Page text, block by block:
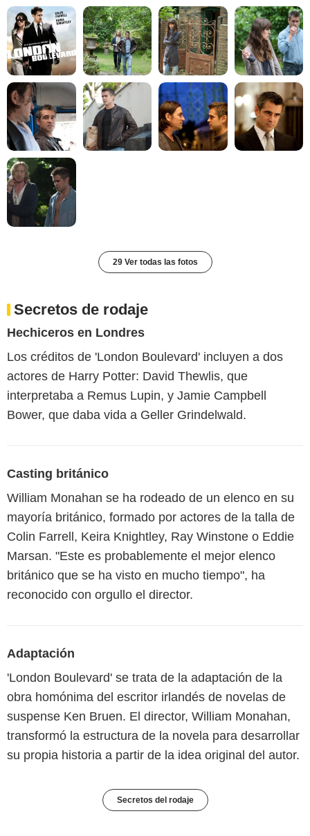
29 Ver todas las fotos
Secretos de rodaje
Hechiceros en Londres
Los créditos de 'London Boulevard' incluyen a dos
actores de Harry Potter: David Thewlis, que
interpretaba a Remus Lupin, y Jamie Campbell
Bower, que daba vida a Geller Grindelwald.
Casting británico
William Monahan se ha rodeado de un elenco en su
mayoría británico, formado por actores de la talla de
Colin Farrell, Keira Knightley, Ray Winstone o Eddie
Marsan. "Este es probablemente el mejor elenco
británico que se ha visto en mucho tiempo", ha
reconocido con orgullo el director.
Adaptación
'London Boulevard' se trata de la adaptación de la
obra homónima del escritor irlandés de novelas de
suspense Ken Bruen. El director, William Monahan,
transformó la estructura de la novela para desarrollar
su propia historia a partir de la idea original del autor.
Secretos del rodaje